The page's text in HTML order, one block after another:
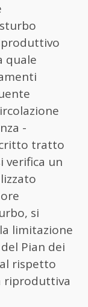
quale
-
tratto
verifica un
si
limitazione
Pian dei
rispetto
riproduttiva